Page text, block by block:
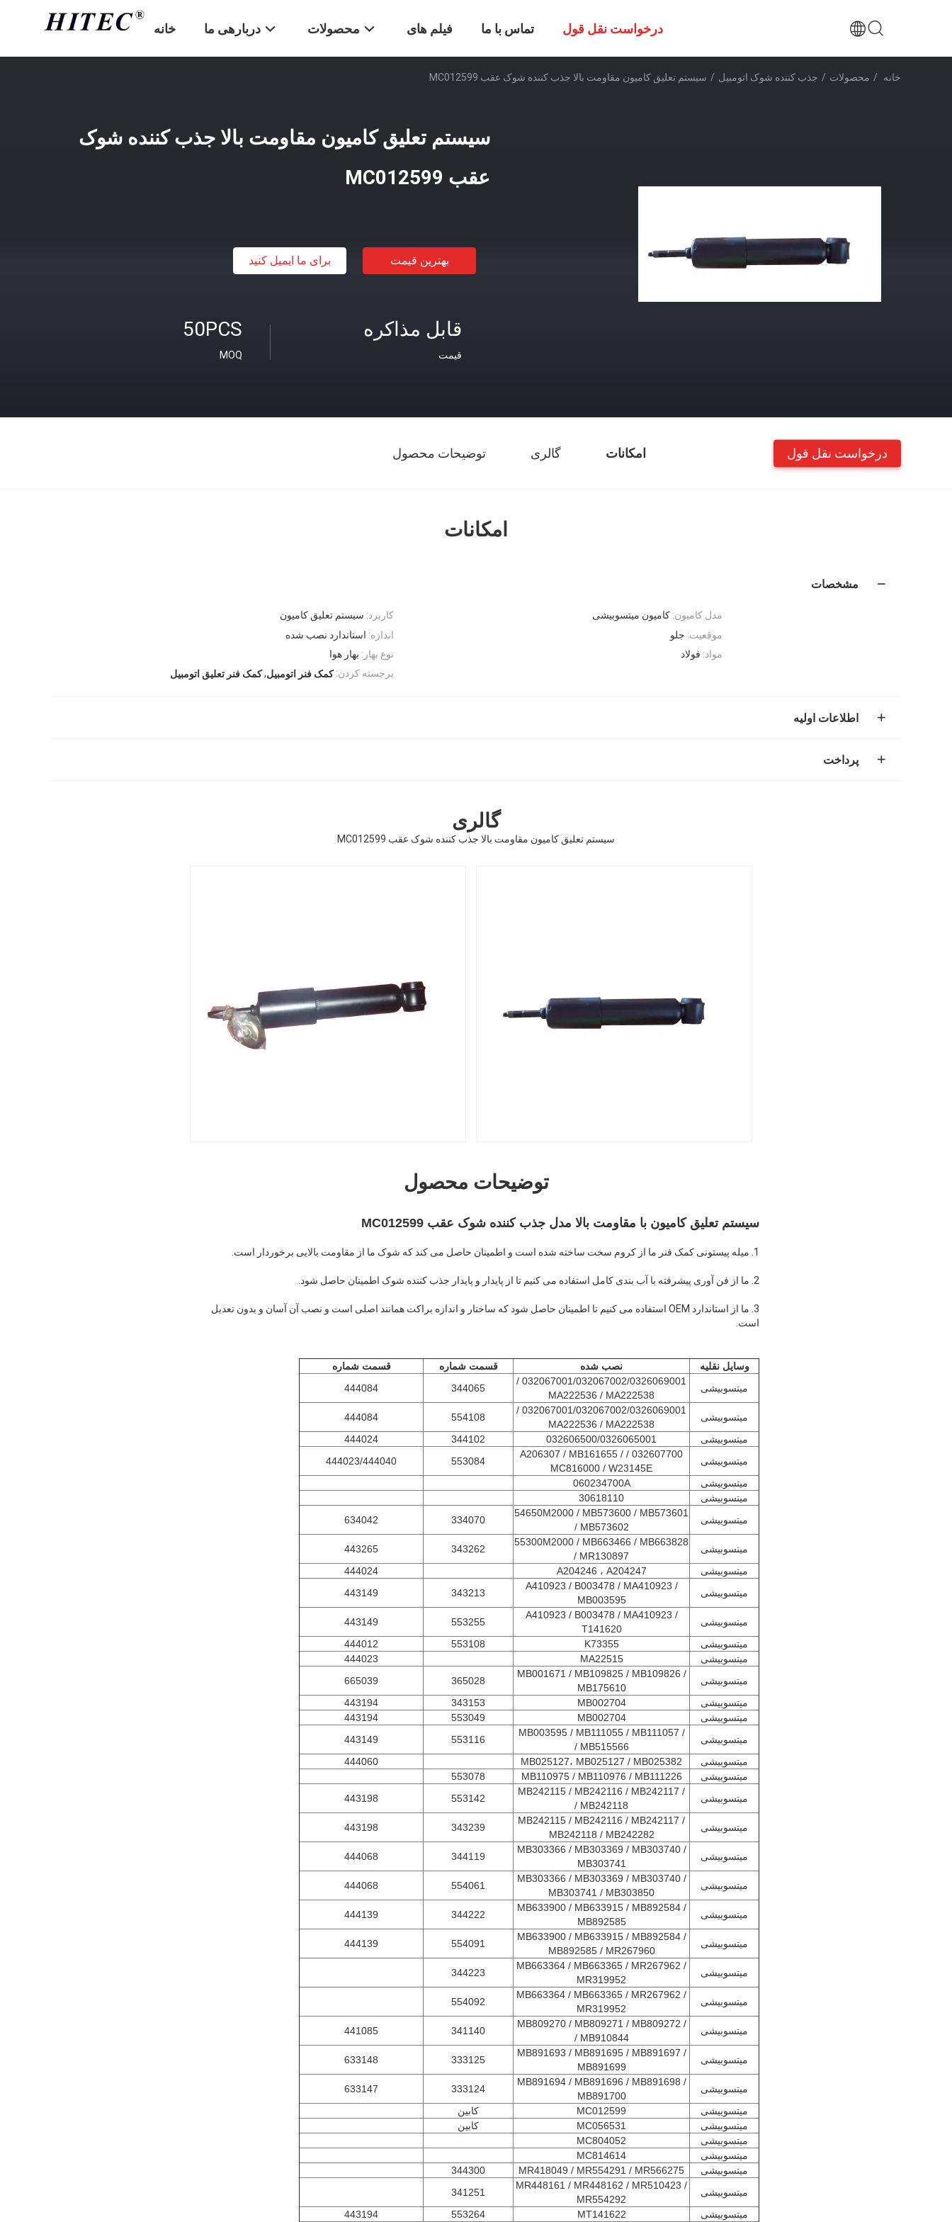
خانه دربارهی ما محصولات فیلم های تماس با ما درخواست نقل قول
خانه / محصولات / جذب کننده شوک اتومبیل / سیستم تعلیق کامیون مقاومت بالا جذب کننده شوک عقب MC012599
سیستم تعلیق کامیون مقاومت بالا جذب کننده شوک
عقب MC012599
بهترین قیمت برای ما ایمیل کنید
50PCS
MOQ
قابل مذاکره
قیمت
امکانات گالری توضیحات محصول درخواست نقل قول
امکانات
مشخصات
کاربرد: سیستم تعلیق کامیون مدل کامیون: کامیون میتسوبیشی
اندازه: استاندارد نصب شده موقعیت: جلو
نوع بهار: بهار هوا مواد: فولاد
برجسته کردن: کمک فنر اتومبیل,کمک فنر تعلیق اتومبیل
اطلاعات اولیه
پرداخت
گالری
سیستم تعلیق کامیون مقاومت بالا جذب کننده شوک عقب MC012599
توضیحات محصول
سیستم تعلیق کامیون با مقاومت بالا مدل جذب کننده شوک عقب MC012599
1. میله پیستونی کمک فنر ما از کروم سخت ساخته شده است و اطمینان حاصل می کند که شوک ما از مقاومت بالایی برخوردار است.
2. ما از فن آوری پیشرفته با آب بندی کامل استفاده می کنیم تا از پایدار و پایدار جذب کننده شوک اطمینان حاصل شود.
3. ما از استاندارد OEM استفاده می کنیم تا اطمینان حاصل شود که ساختار و اندازه براکت همانند اصلی است و نصب آن آسان و بدون تعدیل
است.
وسايل نقليه نصب شده قسمت شماره
قسمت شماره
میتسوبیشی
032067001/032067002/0326069001 /
MA222536 / MA222538
344065
444084
میتسوبیشی
032067001/032067002/0326069001 /
MA222536 / MA222538
554108
444084
میتسوبیشی
032606500/0326065001
344102
444024
میتسوبیشی
032607700 / A206307 / MB161655 /
MC816000 / W23145E
553084
444023/444040
میتسوبیشی
060234700A
میتسوبیشی
30618110
میتسوبیشی
54650M2000 / MB573600 / MB573601
/ MB573602
334070
634042
میتسوبیشی
55300M2000 / MB663466 / MB663828
/ MR130897
343262
443265
میتسوبیشی
A204246 ، A204247
444024
میتسوبیشی
A410923 / B003478 / MA410923 /
MB003595
343213
443149
میتسوبیشی
A410923 / B003478 / MA410923 /
T141620
553255
443149
میتسوبیشی
K73355
553108
444012
میتسوبیشی
MA22515
444023
میتسوبیشی
MB001671 / MB109825 / MB109826 /
MB175610
365028
665039
میتسوبیشی
MB002704
343153
443194
میتسوبیشی
MB002704
553049
443194
میتسوبیشی
MB003595 / MB111055 / MB111057 /
MB515566 /
553116
443149
میتسوبیشی
MB025127، MB025127 / MB025382
444060
میتسوبیشی
MB110975 / MB110976 / MB111226
553078
میتسوبیشی
MB242115 / MB242116 / MB242117 /
MB242118 /
553142
443198
میتسوبیشی
MB242115 / MB242116 / MB242117 /
MB242118 / MB242282
343239
443198
میتسوبیشی
MB303366 / MB303369 / MB303740 /
MB303741
344119
444068
میتسوبیشی
MB303366 / MB303369 / MB303740 /
MB303741 / MB303850
554061
444068
میتسوبیشی
MB633900 / MB633915 / MB892584 /
MB892585
344222
444139
میتسوبیشی
MB633900 / MB633915 / MB892584 /
MB892585 / MR267960
554091
444139
میتسوبیشی
MB663364 / MB663365 / MR267962 /
MR319952
344223
میتسوبیشی
MB663364 / MB663365 / MR267962 /
MR319952
554092
میتسوبیشی
MB809270 / MB809271 / MB809272 /
MB910844 /
341140
441085
میتسوبیشی
MB891693 / MB891695 / MB891697 /
MB891699
333125
633148
میتسوبیشی
MB891694 / MB891696 / MB891698 /
MB891700
333124
633147
میتسوبیشی
MC012599
کابین
میتسوبیشی
MC056531
کابین
میتسوبیشی
MC804052
میتسوبیشی
MC814614
میتسوبیشی
MR418049 / MR554291 / MR566275
344300
میتسوبیشی
MR448161 / MR448162 / MR510423 /
MR554292
341251
میتسوبیشی
MT141622
553264
443194